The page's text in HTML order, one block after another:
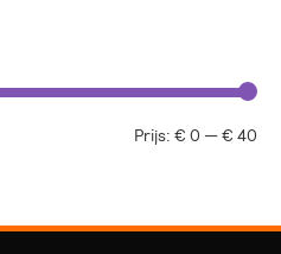
Prijs: € 0 —€ 40